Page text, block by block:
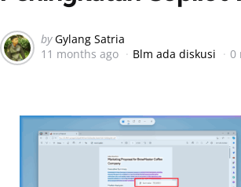
Posted
by
by Gylang Satria
11 months ago
Blm ada diskusi 0